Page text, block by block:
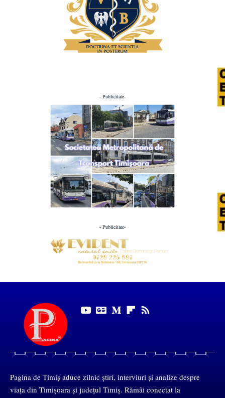
- Publicitate-
- Publicitate-
Pagina de Timiș aduce zilnic știri, interviuri și analize despre
viața din Timișoara și județul Timiș. Rămâi conectat la